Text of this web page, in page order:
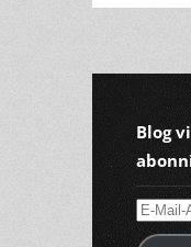
Blog
E-
Mail-